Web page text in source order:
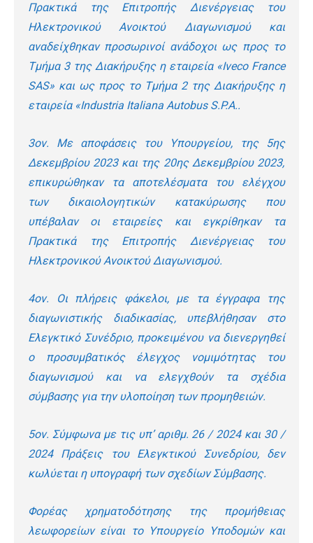
Πρακτικά της Επιτροπής Διενέργειας του
Ηλεκτρονικού Ανοικτού Διαγωνισμού και
αναδείχθηκαν προσωρινοί ανάδοχοι ως προς το
Τμήμα 3 της Διακήρυξης η εταιρεία «Iveco France
SAS» και ως προς το Τμήμα 2 της Διακήρυξης η
εταιρεία «Industria Italiana Autobus S.P.A..
3ον. Με αποφάσεις του Υπουργείου, της 5ης
Δεκεμβρίου 2023 και της 20ηςΔεκεμβρίου 2023,
επικυρώθηκαν τα αποτελέσματα του ελέγχου
των δικαιολογητικών κατακύρωσης που
υπέβαλαν οι εταιρείες και εγκρίθηκαν τα
Πρακτικά της Επιτροπής Διενέργειας του
Ηλεκτρονικού Ανοικτού Διαγωνισμού.
4ον. Οι πλήρεις φάκελοι, με τα έγγραφα της
διαγωνιστικής διαδικασίας, υπεβλήθησαν στο
Ελεγκτικό Συνέδριο, προκειμένου να διενεργηθεί
ο προσυμβατικός έλεγχος νομιμότητας του
διαγωνισμού και να ελεγχθούν τα σχέδια
σύμβασης για την υλοποίηση των προμηθειών.
5ον. Σύμφωνα με τις υπ’ αριθμ. 26 / 2024 και 30 /
2024 Πράξεις του Ελεγκτικού Συνεδρίου, δεν
κωλύεται η υπογραφή των σχεδίων Σύμβασης.
Φορέας χρηματοδότησης της προμήθειας
λεωφορείων είναι το Υπουργείο Υποδομών και